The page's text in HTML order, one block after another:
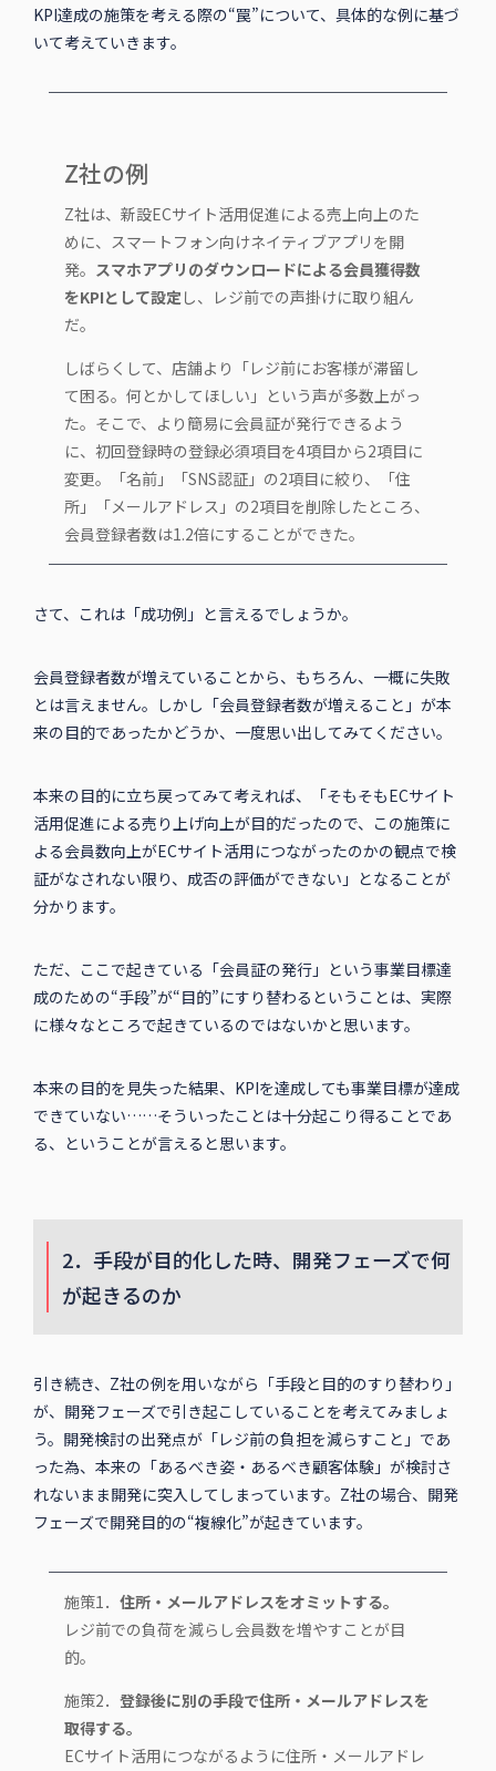
KPI達成の施策を考える際の“罠”について、具体的な例に基づ
いて考えていきます。
Z社の例
Z社は、新設ECサイト活用促進による売上向上のた
めに、スマートフォン向けネイティブアプリを開
発。 スマホアプリのダウンロードによる会員獲得数
をKPIとして設定 し、レジ前での声掛けに取り組ん
だ。
しばらくして、店舗より「レジ前にお客様が滞留し
て困る。何とかしてほしい」という声が多数上がっ
た。そこで、より簡易に会員証が発行できるよう
に、初回登録時の登録必須項目を4項目から2項目に
変更。「名前」「SNS認証」の2項目に絞り、「住
所」「メールアドレス」の2項目を削除したところ、
会員登録者数は1.2倍にすることができた。
さて、これは「成功例」と言えるでしょうか。
会員登録者数が増えていることから、もちろん、一概に失敗
とは言えません。しかし「会員登録者数が増えること」が本
来の目的であったかどうか、一度思い出してみてください。
本来の目的に立ち戻ってみて考えれば、「そもそもECサイト
活用促進による売り上げ向上が目的だったので、この施策に
よる会員数向上がECサイト活用につながったのかの観点で検
証がなされない限り、成否の評価ができない」となることが
分かります。
ただ、ここで起きている「会員証の発行」という事業目標達
成のための“手段”が“目的”にすり替わるということは、実際
に様々なところで起きているのではないかと思います。
本来の目的を見失った結果、KPIを達成しても事業目標が達成
できていない……そういったことは十分起こり得ることであ
る、ということが言えると思います。
2．手段が目的化した時、開発フェーズで何
が起きるのか
引き続き、Z社の例を用いながら「手段と目的のすり替わり」
が、開発フェーズで引き起こしていることを考えてみましょ
う。開発検討の出発点が「レジ前の負担を減らすこと」であ
った為、本来の「あるべき姿・あるべき顧客体験」が検討さ
れないまま開発に突入してしまっています。Z社の場合、開発
フェーズで開発目的の“複線化”が起きています。
施策1． 住所・メールアドレスをオミットする。
レジ前での負荷を減らし会員数を増やすことが目
的。
施策2． 登録後に別の手段で住所・メールアドレスを
取得する。
ECサイト活用につながるように住所・メールアドレ